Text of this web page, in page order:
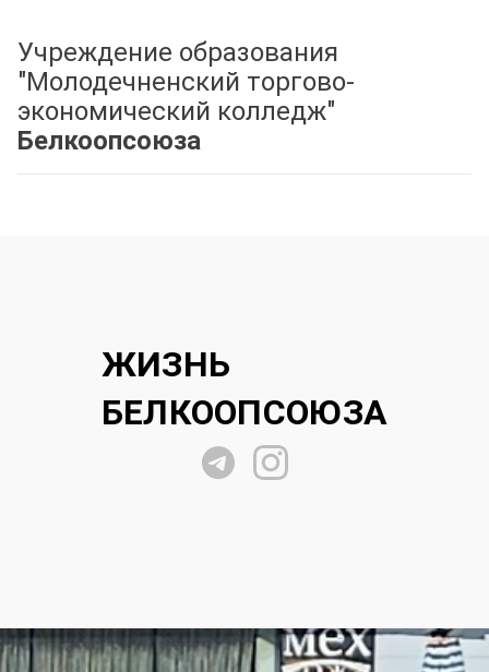
Учреждение образования
"Молодечненский торгово-
экономический колледж"
Белкоопсоюза
ЖИЗНЬ
БЕЛКООПСОЮЗА